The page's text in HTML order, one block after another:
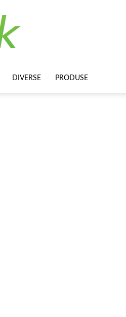
DIVERSE PRODUSE